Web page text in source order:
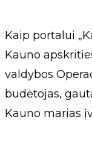
Kaip portalui
Kauno
valdybos
budėtojas,
Kauno marias